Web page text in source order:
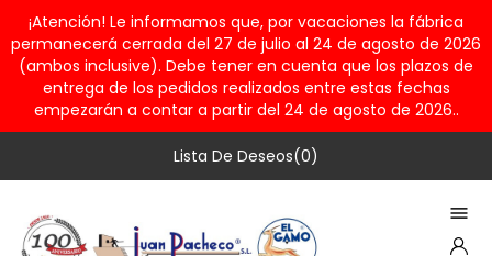
¡Atención! Le informamos que, por vacaciones la fábrica
permanecerá cerrada del 27 de julio al 24 de agosto de 2026
(ambos inclusive). Debe tener en cuenta que los plazos de
entrega de los pedidos realizados entre estas fechas
empezarán a contar a partir del 24 de agosto de 2026..
Lista De Deseos(0)
